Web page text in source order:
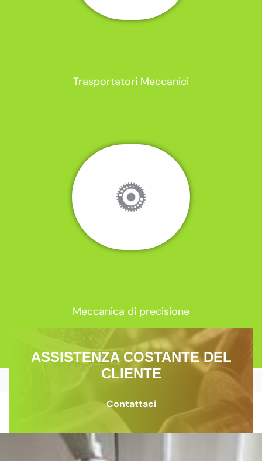
Trasportatori Meccanici
Meccanica di precisione
ASSISTENZA COSTANTE DEL
CLIENTE
Contattaci